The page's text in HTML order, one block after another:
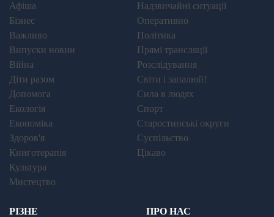
Афіша
Бізнес
Важливо
Випуски новин
Війна
Діти разом
Допомога
Екологія
Економіка
Здоров'я
Книготерапія
Культура
Мистецтво
Надзвичайні ситуації
Оперативно
Політика
Прямі трансляції
Розслідування
Світи і запалюй!
Сила в людях
Спорт
Старостинські округи
Суспільство
Цікаво
РІЗНЕ ПРО НАС